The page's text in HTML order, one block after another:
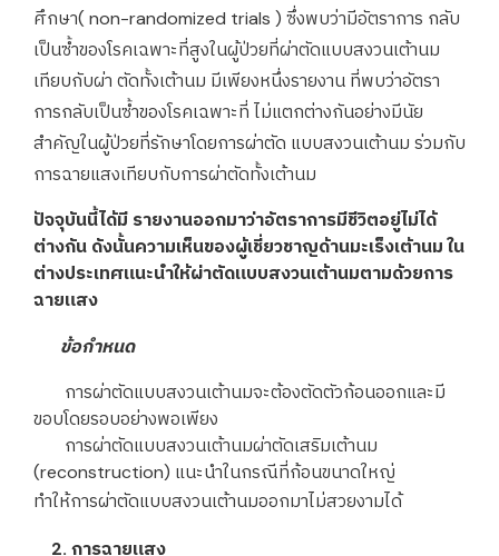
ศึกษา( non-randomized trials ) ซึ่งพบว่ามีอัตราการ กลับ
เป็นซ้ำของโรคเฉพาะที่สูงในผู้ป่วยที่ผ่าตัดแบบสงวนเต้านม
เทียบกับผ่า ตัดทั้งเต้านม มีเพียงหนึ่งรายงาน ที่พบว่าอัตรา
การกลับเป็นซ้ำของโรคเฉพาะที่ ไม่แตกต่างกันอย่างมีนัย
สำคัญในผู้ป่วยที่รักษาโดยการผ่าตัด แบบสงวนเต้านม ร่วมกับ
การฉายแสงเทียบกับการผ่าตัดทั้งเต้านม
ปัจจุบันนี้ได้มี รายงานออกมาว่าอัตราการมีชีวิตอยู่ไม่ได้
ต่างกัน ดังนั้นความเห็นของผู้เชี่ยวชาญด้านมะเร็งเต้านม ใน
ต่างประเทศแนะนำให้ผ่าตัดแบบสงวนเต้านมตามด้วยการ
ฉายแสง
ข้อกำหนด
การผ่าตัดแบบสงวนเต้านมจะต้องตัดตัวก้อนออกและมี
ขอบโดยรอบอย่างพอเพียง
การผ่าตัดแบบสงวนเต้านมผ่าตัดเสริมเต้านม
(reconstruction) แนะนำในกรณีที่ก้อนขนาดใหญ่
ทำให้การผ่าตัดแบบสงวนเต้านมออกมาไม่สวยงามได้
2. การฉายแสง